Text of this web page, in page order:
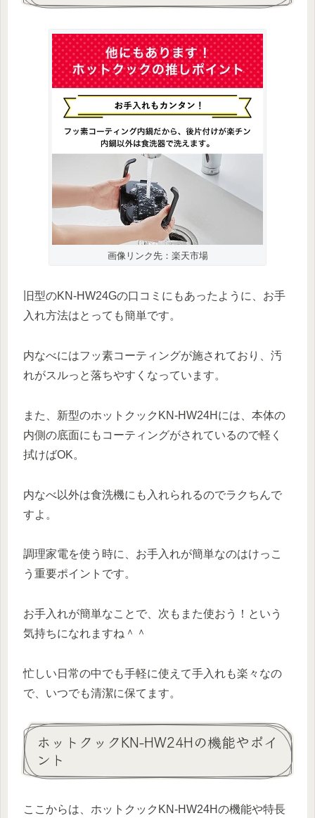
画像リンク先：楽天市場
旧型のKN-HW24Gの口コミにもあったように、お手
入れ方法はとっても簡単です。
内なべにはフッ素コーティングが施されており、汚
れがスルっと落ちやすくなっています。
また、新型のホットクックKN-HW24Hには、本体の
内側の底面にもコーティングがされているので軽く
拭けばOK。
内なべ以外は食洗機にも入れられるのでラクちんで
すよ。
調理家電を使う時に、お手入れが簡単なのはけっこ
う重要ポイントです。
お手入れが簡単なことで、次もまた使おう！という
気持ちになれますね＾＾
忙しい日常の中でも手軽に使えて手入れも楽々なの
で、いつでも清潔に保てます。
ホットクックKN-HW24Hの機能やポイ
ント
ここからは、ホットクックKN-HW24Hの機能や特長